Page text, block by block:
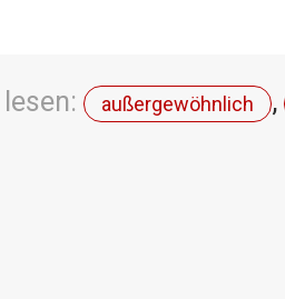
außergewöhnlich ,